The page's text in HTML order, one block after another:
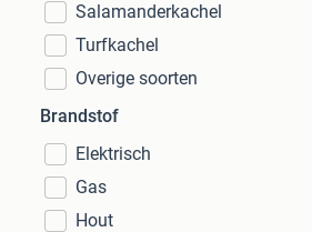
Salamanderkachel
Turfkachel
Overige soorten
Brandstof
Elektrisch
Gas
Hout